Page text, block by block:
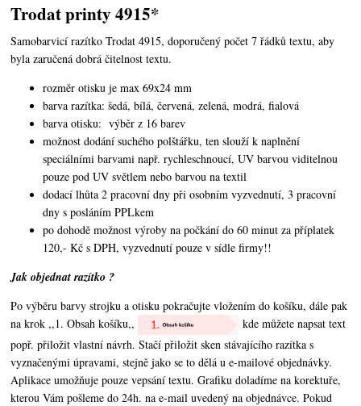
Trodat printy 4915*
Samobarvicí razítko Trodat 4915, doporučený počet 7 řádků textu, aby
byla zaručená dobrá čitelnost textu.
rozměr otisku je max 69x24 mm
barva razítka: šedá, bílá, červená, zelená, modrá, fialová
barva otisku: výběr z 16 barev
možnost dodání suchého polštářku, ten slouží k naplnění
speciálními barvami např. rychleschnoucí, UV barvou viditelnou
pouze pod UV světlem nebo barvou na textil
dodací lhůta 2 pracovní dny při osobním vyzvednutí, 3 pracovní
dny s posláním PPLkem
po dohodě možnost výroby na počkání do 60 minut za příplatek
120,- Kč s DPH, vyzvednutí pouze v sídle firmy!!
Jak objednat razítko ?
Po výběru barvy strojku a otisku pokračujte vložením do košíku, dále pak
na krok ,,1. Obsah košíku,,
kde můžete napsat text
popř. přiložit vlastní návrh. Stačí přiložit sken stávajícího razítka s
vyznačenými úpravami, stejně jako se to dělá u e-mailové objednávky.
Aplikace umožňuje pouze vepsání textu. Grafiku doladíme na korektuře,
kterou Vám pošleme do 24h. na e-mail uvedený na objednávce. Pokud